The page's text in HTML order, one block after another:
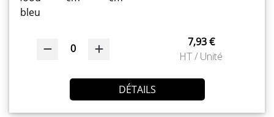
bleu
0
7,93 €
HT / Unité
DÉTAILS